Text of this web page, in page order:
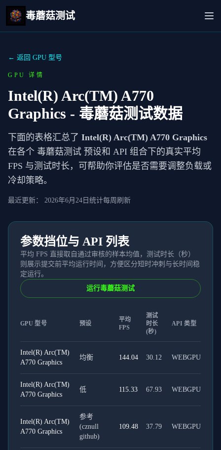
毒蘑菇测试
← 返回 GPU 型号
GPU 详情
Intel(R) Arc(TM) A770
Graphics - 毒蘑菇测试数据
下面的表格汇总了 Intel(R) Arc(TM) A770 Graphics
在各个 毒蘑菇测试 预设和 API 组合下的真实平均
FPS 与测试时长，可帮助你评估是否需要调整负载或
冷却策略。
最近更新： 2026年6月24日 统计每周刷新
参数挡位与 API 列表
平均 FPS 直接取自通过审核的样本均值，测试时长（秒）
则展示提交前平均运行时间，方便区分短时冲刺与长时间稳
定运行。
运行毒蘑菇测试
GPU 型号 预设
平均
FPS
测试
时长
(秒)
API 类型
Intel(R) Arc(TM)
A770 Graphics
均衡 144.04 30.12 WEBGPU
Intel(R) Arc(TM)
A770 Graphics
低 115.33 67.93 WEBGPU
Intel(R) Arc(TM)
A770 Graphics
参考
(cznull
github)
109.48 37.79 WEBGPU